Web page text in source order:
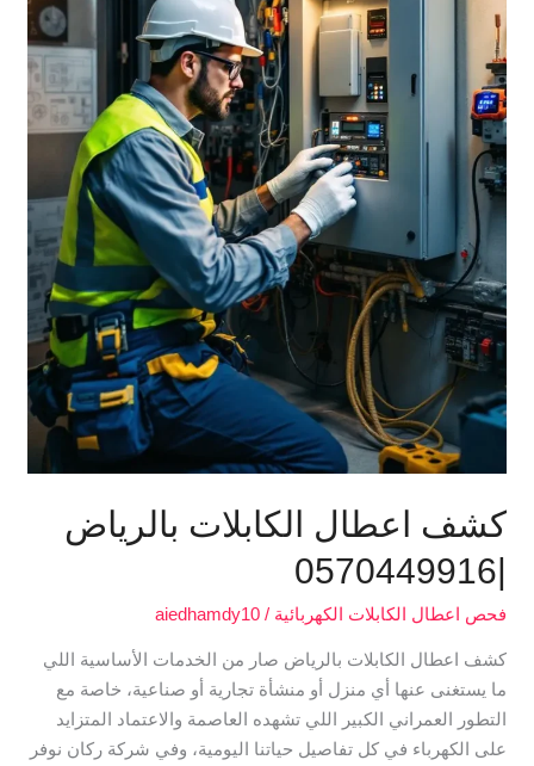
كشف اعطال الكابلات بالرياض
|0570449916
فحص اعطال الكابلات الكهربائية /
aiedhamdy10
كشف اعطال الكابلات بالرياض صار من الخدمات الأساسية اللي
ما يستغنى عنها أي منزل أو منشأة تجارية أو صناعية، خاصة مع
التطور العمراني الكبير اللي تشهده العاصمة والاعتماد المتزايد
على الكهرباء في كل تفاصيل حياتنا اليومية، وفي شركة ركان نوفر